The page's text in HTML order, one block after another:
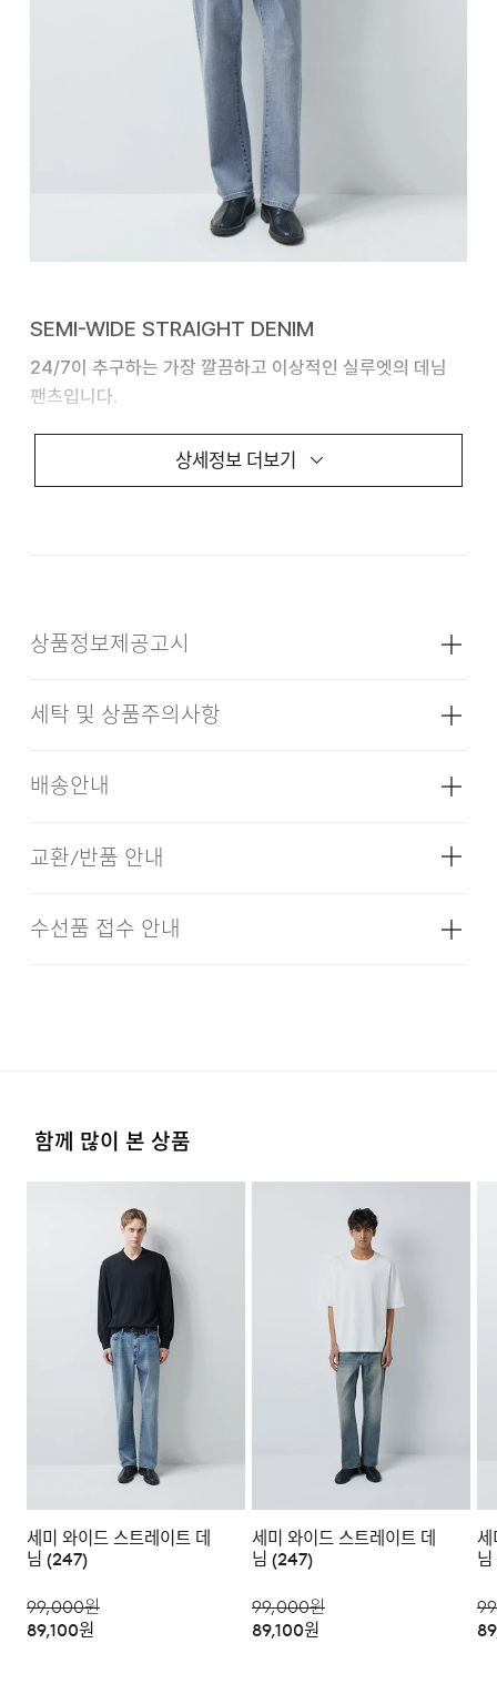
상세정보 더보기
SEMI-WIDE STRAIGHT DENIM
24/7이 추구하는 가장 깔끔하고 이상적인 실루엣의 데님
팬츠입니다.
ALL BRUSH WASHING 기법을 통해 은은한 컬러감과
부드러운 텍스처를 구현했습니다. 다양한 신발과 조화롭게
DESCRIPTION
11.5OZ DENIM
5PK DETAIL
24/7 COMMENT
유지하면서도 움직임의 제약을 최소화했습니다. 밑단은
신발의 높이에 관계없이 자연스럽게 안착되도록 설계되어
전체적인 룩의 프로포션을 안정적으로 잡아줍니다.
상품정보제공고시
소재
[NYD,BUX,BUL,IND] 겉감: 면 97%
[BKX] 겉감: 면 96% 폴리에스터 3%
폴리우레탄 1% (심지,보강재,상표,무늬,
색상
다크 네이비, 블루, 라이트 블루, 블랙,
(수입품의 경우
수입자를 함께 표기)
세탁방법 및
취급시 주의사항
상품상세설명참조
제조연월 2026년 03월
(해당 정보는 실제 상품과
상이할 수 있음. 정확한 제조일은 제품
별도 표기 참고)
품질보증기준
코오롱 인더스트리㈜FnC부문 제품의
품질보증기간은 구입일로부터 1년,
입점사 제품의 경우, 업체마다 다를 수
있음 그 외 기준은 관련법 및
소비자분쟁해결 규정에 따름
전화번호
7667
세탁 및 상품주의사항
드라이클리닝을 할 수 없다. (프린트,jersey T셔츠류,
물의 온도 30˚c를 표준으로 약하게 손세탁을 할 수 있다
(세탁기 사용 불가) 세제의 종류는 중성세제를 사용한다.
배송안내
배송기간(물류센터)
본 상품은 오프라인 매장과 동시에 판매하는 상품이므로, 주
문 접수 및 상품 준비 도중 판매가 증가하여 발송지연 또는
아 배송하므로 평균 배송일보다 1~2일이 지연될 수 있습니
[매장직배송]
·일부 상품의 경우, 지정된 매장에서 직접 배송이 이루어집
·지정된 매장의 재고 부족시 타매장에서 재고를 수급하여 배
송하므로 3~7일이 소요됩니다.
* 예약 및 공동구매와 같은 특정 상품의 경우, 사전에 공지
된 발송일에 일괄 배송됩니다.
배송지역
전국배송 가능 (제주도나 기타도서 지방은 별도의 요금이 부
편의점 픽업 가능 상품에 한하여 주문 시 배송 주소에 원하
교환/반품 안내
·교환 및 반품은 상품수령 후 7일 이내에 요청 하셔야 하며,
·사이즈 교환만 가능하며 컬러 교환을 원하실 경우, 기존 상
·반품에 의한 선환불은 불가능 하며, 반품 상품이 물류센터
로 입고된 후 상품의 이상 유무를 확인한 후에 환불처리 해
드립니다.
1. 교환 & 반품시 주의사항
·교환 및 반품은 제품 수령 후 7일 이내에 가능합니다.
·상품은 착용한 흔적이 있거나, 상품tag가 손상된 경우 교
환/반품/환불이 불가합니다. 교환시 맞교환은 불가능하며,
상품 입고 후 교환을 원하시는 제품으로 배송해드립니다.
·교환 및 반품내역이 접수되지 않거나, 지정된 반송처로 반
송되지 않을 시, 교환/반품/환불 절차가 지연되오니 양해
부탁 드립니다.
·교환 및 반품 상품 포장 시 상품이 외부로 유실되지 않도록
테이프 등으로 안전하게 포장하여 발송해 주시기 바랍니다.
수선품 접수 안내
·방문 가능한 매장이 없을 경우, 코오롱인더스트리㈜ FnC
부문 서비스센터로 택배 접수가 가능합니다. 수선 요청 제품
·일반적인 수선 기간은 배송 기간 포함하여 약 10일 이내이
나, 수선의 난이도와 원부자재 수급 상황에 따라 달라질 수
있습니다.
·자세한 수선 접수 방법과 수선 비용은 아래 '수선품 접수 자
세히 보기'를 통해 확인 가능합니다.
함께 많이 본 상품
세미 와이드 스트레이트 데
님 (247)
99,000원
89,100원
세미 와이드 스트레이트 데
님 (247)
99,000원
89,100원
세